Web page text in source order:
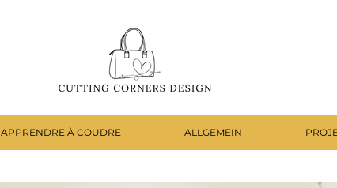
APPRENDRE À COUDRE ALLGEMEIN